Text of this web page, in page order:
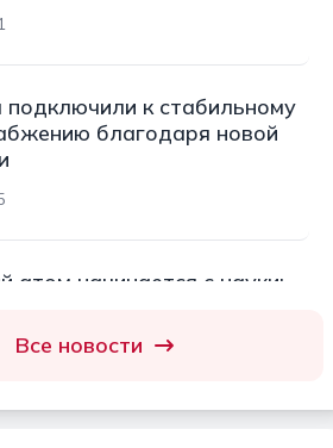
к стабильному
благодаря новой
атом начинается с науки:
Все новости